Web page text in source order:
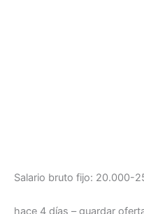
Salario bruto fijo: 20.000-
hace 4 días – guardar